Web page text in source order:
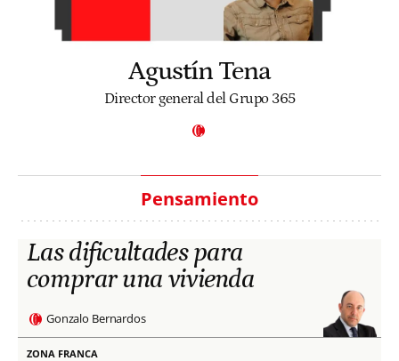
Agustín Tena
Director general del Grupo 365
Pensamiento
Las dificultades para
comprar una vivienda
Gonzalo Bernardos
ZONA FRANCA